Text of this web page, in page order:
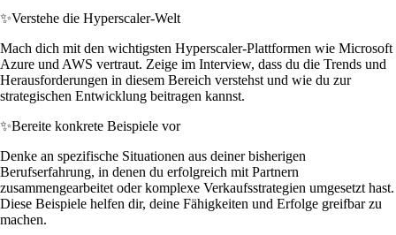
✨Verstehe die Hyperscaler-Welt
Mach dich mit den wichtigsten Hyperscaler-Plattformen wie Microsoft
Azure und AWS vertraut. Zeige im Interview, dass du die Trends und
Herausforderungen in diesem Bereich verstehst und wie du zur
strategischen Entwicklung beitragen kannst.
✨Bereite konkrete Beispiele vor
Denke an spezifische Situationen aus deiner bisherigen
Berufserfahrung, in denen du erfolgreich mit Partnern
zusammengearbeitet oder komplexe Verkaufsstrategien umgesetzt hast.
Diese Beispiele helfen dir, deine Fähigkeiten und Erfolge greifbar zu
machen.